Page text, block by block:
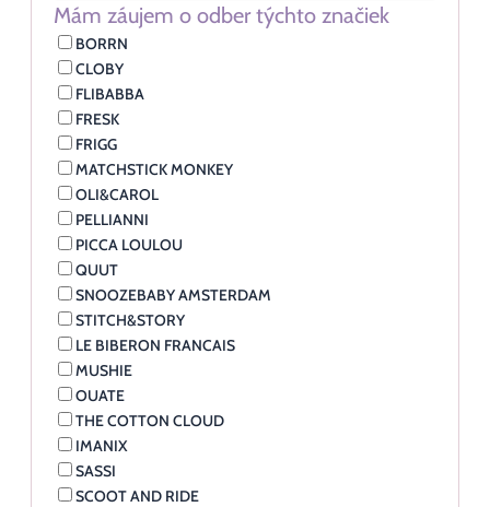
Mám záujem o odber týchto značiek
BORRN
CLOBY
FLIBABBA
FRESK
FRIGG
MATCHSTICK MONKEY
OLI&CAROL
PELLIANNI
PICCA LOULOU
QUUT
SNOOZEBABY AMSTERDAM
STITCH&STORY
LE BIBERON FRANCAIS
MUSHIE
OUATE
THE COTTON CLOUD
IMANIX
SASSI
SCOOT AND RIDE